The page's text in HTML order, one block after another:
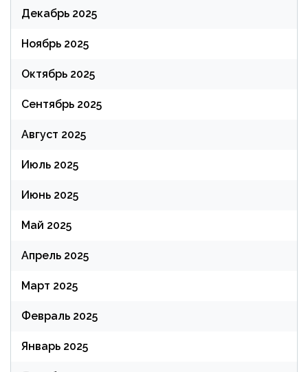
Декабрь 2025
Ноябрь 2025
Октябрь 2025
Сентябрь 2025
Август 2025
Июль 2025
Июнь 2025
Май 2025
Апрель 2025
Март 2025
Февраль 2025
Январь 2025